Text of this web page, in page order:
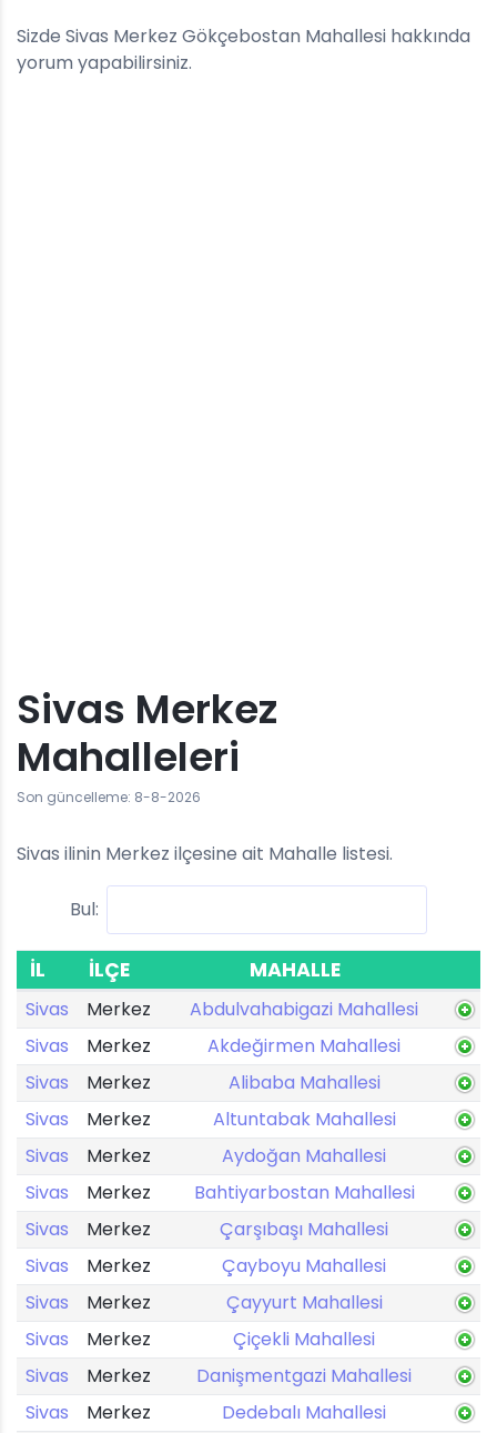
Sizde Sivas Merkez Gökçebostan Mahallesi hakkında
yorum yapabilirsiniz.
Sivas Merkez
Mahalleleri
Son güncelleme: 8-8-2026
Sivas ilinin Merkez ilçesine ait Mahalle listesi.
Bul:
İL İLÇE MAHALLE
Sivas Merkez
Abdulvahabigazi Mahallesi
Sivas
Merkez
Akdeğirmen Mahallesi
Sivas
Merkez
Alibaba Mahallesi
Sivas
Merkez
Altuntabak Mahallesi
Sivas
Merkez
Aydoğan Mahallesi
Sivas
Merkez
Bahtiyarbostan Mahallesi
Sivas
Merkez
Çarşıbaşı Mahallesi
Sivas
Merkez
Çayboyu Mahallesi
Sivas
Merkez
Çayyurt Mahallesi
Sivas
Merkez
Çiçekli Mahallesi
Sivas
Merkez
Danişmentgazi Mahallesi
Sivas
Merkez
Dedebalı Mahallesi